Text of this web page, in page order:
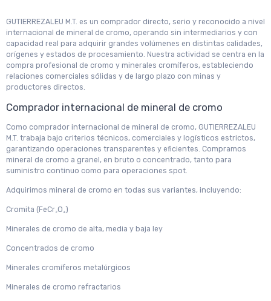
GUTIERREZALEU M.T. es un comprador directo, serio y reconocido a nivel
internacional de mineral de cromo, operando sin intermediarios y con
capacidad real para adquirir grandes volúmenes en distintas calidades,
orígenes y estados de procesamiento. Nuestra actividad se centra en la
compra profesional de cromo y minerales cromíferos, estableciendo
relaciones comerciales sólidas y de largo plazo con minas y
productores directos.
Comprador internacional de mineral de cromo
Como comprador internacional de mineral de cromo, GUTIERREZALEU
M.T. trabaja bajo criterios técnicos, comerciales y logísticos estrictos,
garantizando operaciones transparentes y eficientes. Compramos
mineral de cromo a granel, en bruto o concentrado, tanto para
suministro continuo como para operaciones spot.
Adquirimos mineral de cromo en todas sus variantes, incluyendo:
Cromita (FeCr₂O₄)
Minerales de cromo de alta, media y baja ley
Concentrados de cromo
Minerales cromíferos metalúrgicos
Minerales de cromo refractarios